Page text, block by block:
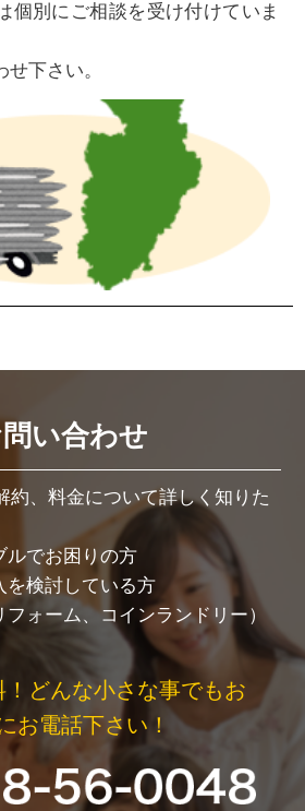
個別にご相談を受け付けていま
下さい。
い合わせ
約、料金について詳しく知りた
ルでお困りの方
を検討している方
ォーム、コインランドリー）
どんな小さな事でもお
お電話下さい！